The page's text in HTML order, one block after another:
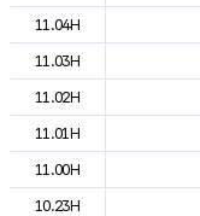
11.04H
11.03H
11.02H
11.01H
11.00H
10.23H